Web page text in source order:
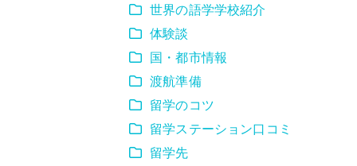
世界の語学学校紹介
体験談
国・都市情報
渡航準備
留学のコツ
留学ステーション口コミ
留学先